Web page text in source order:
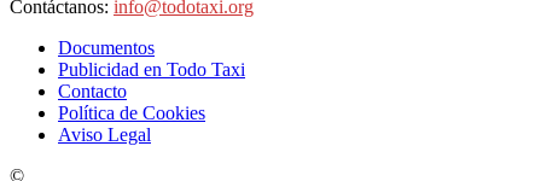
Contáctanos: info@todotaxi.org
Documentos
Publicidad en Todo Taxi
Contacto
Política de Cookies
Aviso Legal
©